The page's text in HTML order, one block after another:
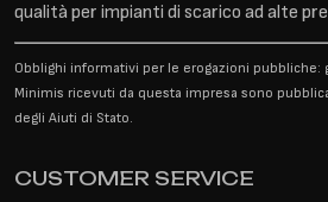
qualità per impianti di scarico ad alte
Obblighi informativi per le erogazioni pubbliche:
Minimis ricevuti da questa impresa sono
degli Aiuti di Stato.
CUSTOMER SERVICE